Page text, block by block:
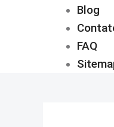
Blog
FAQ